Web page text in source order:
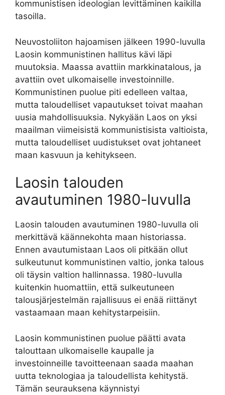
kommunistisen ideologian levittäminen kaikilla
tasoilla.
Neuvostoliiton hajoamisen jälkeen 1990-luvulla
Laosin kommunistinen hallitus kävi läpi
muutoksia. Maassa avattiin markkinatalous, ja
avattiin ovet ulkomaiselle investoinnille.
Kommunistinen puolue piti edelleen valtaa,
mutta taloudelliset vapautukset toivat maahan
uusia mahdollisuuksia. Nykyään Laos on yksi
maailman viimeisistä kommunistisista valtioista,
mutta taloudelliset uudistukset ovat johtaneet
maan kasvuun ja kehitykseen.
Laosin talouden
avautuminen 1980-luvulla
Laosin talouden avautuminen 1980-luvulla oli
merkittävä käännekohta maan historiassa.
Ennen avautumistaan Laos oli pitkään ollut
sulkeutunut kommunistinen valtio, jonka talous
oli täysin valtion hallinnassa. 1980-luvulla
kuitenkin huomattiin, että sulkeutuneen
talousjärjestelmän rajallisuus ei enää riittänyt
vastaamaan maan kehitystarpeisiin.
Laosin kommunistinen puolue päätti avata
talouttaan ulkomaiselle kaupalle ja
investoinneille tavoitteenaan saada maahan
uutta teknologiaa ja taloudellista kehitystä.
Tämän seurauksena käynnistyi